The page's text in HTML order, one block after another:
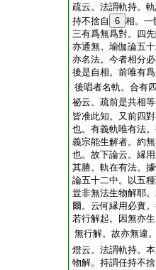
疏云。法謂軌持。
持不捨自
6 相。一
三有爲無爲對。四
亦通無。瑜伽論五
亦名法。今者相分
後是自相。前唯有
後唱者名軌。合有
祕云。疏前是共相
皆准此知。又前四
也。有義軌唯有法
義宗能生解者。約
也。故下論云。縁
其勝。軌在有法。
論五十二中。以五
豈非無法生物解耶
爾。云何縁用必實
若行解起。因無亦
無行解。故亦無違
燈云。法謂軌持。
物解。持謂任持不